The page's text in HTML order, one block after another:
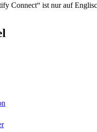
Connect“ ist nur auf